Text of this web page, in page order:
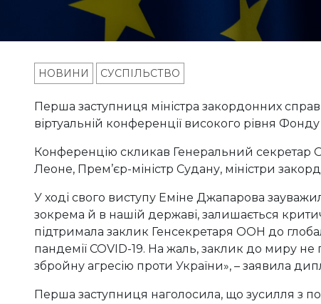
НОВИНИ СУСПІЛЬСТВО
Перша заступниця міністра закордонних
віртуальній конференції високого рівня
Конференцію скликав Генеральний секретар
Леоне, Прем’єр-міністр Судану, міністри
У ході свого виступу Еміне Джапарова
зокрема й в нашій державі, залишається
підтримала заклик Генсекретаря ООН до
пандемії COVID-19. На жаль, заклик до миру не
збройну агресію проти України», – заявила
Перша заступниця наголосила, що зусилля з